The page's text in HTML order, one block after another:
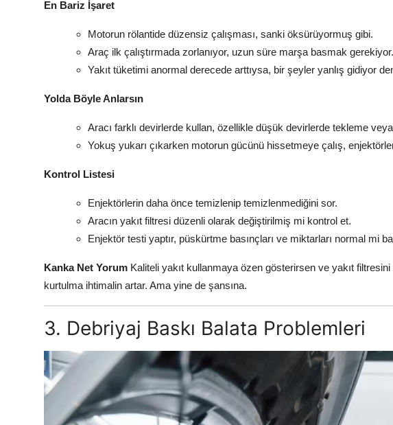
En Bariz İşaret
Motorun rölantide düzensiz çalışması, sanki öksürüyormuş gibi.
Araç ilk çalıştırmada zorlanıyor, uzun süre marşa basmak gerekiyor.
Yakıt tüketimi anormal derecede arttıysa, bir şeyler yanlış gidiyor
Yolda Böyle Anlarsın
Aracı farklı devirlerde kullan, özellikle düşük devirlerde tekleme
Yokuş yukarı çıkarken motorun gücünü hissetmeye çalış,
Kontrol Listesi
Enjektörlerin daha önce temizlenip temizlenmediğini sor.
Aracın yakıt filtresi düzenli olarak değiştirilmiş mi kontrol et.
Enjektör testi yaptır, püskürtme basınçları ve miktarları normal mi
Kanka Net Yorum Kaliteli yakıt kullanmaya özen gösterirsen ve yakıt
kurtulma ihtimalin artar. Ama yine de şansına.
3. Debriyaj Baskı Balata Problemleri